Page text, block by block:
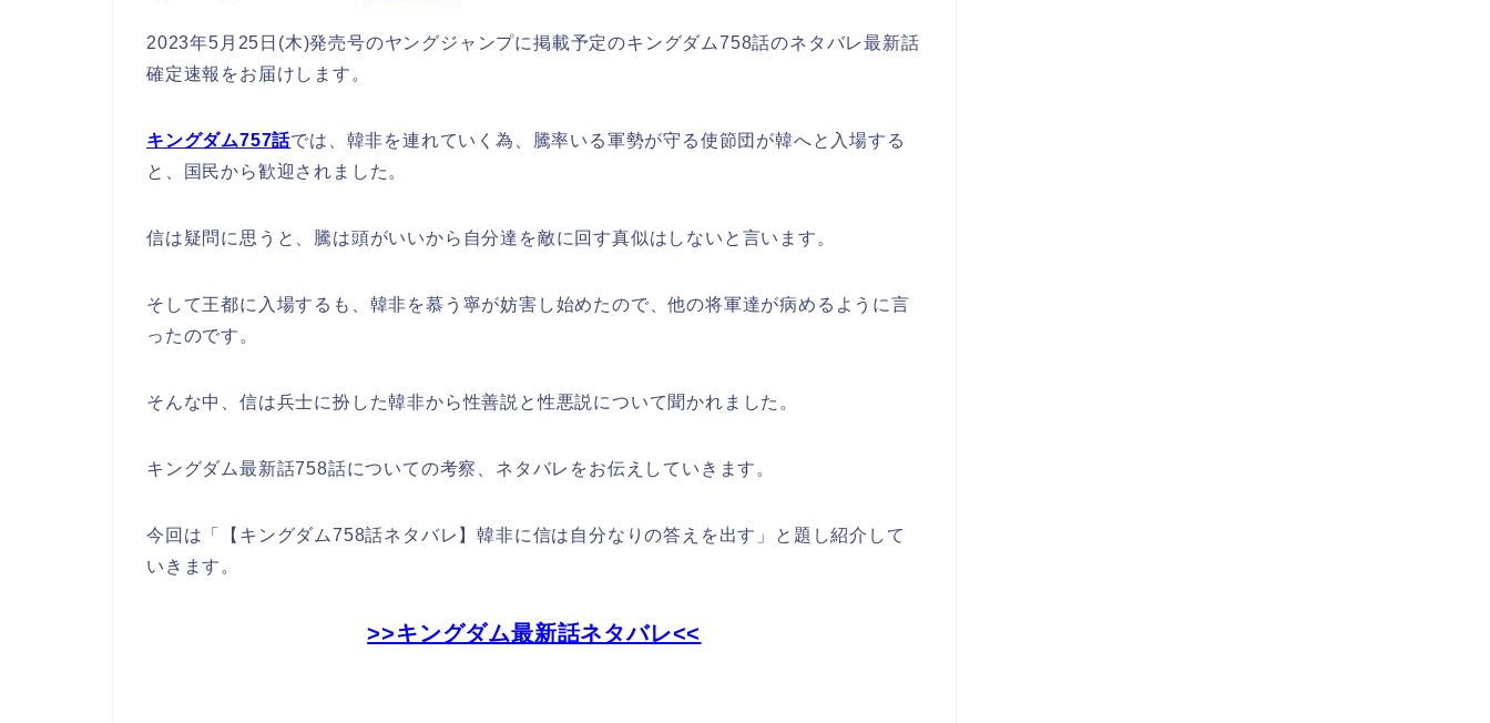
2023年5月25日(木)発売号のヤングジャンプに掲載予定のキングダム758話のネタバレ最新話
確定速報をお届けします。
キングダム757話では、韓非を連れていく為、騰率いる軍勢が守る使節団が韓へと入場する
と、国民から歓迎されました。
信は疑問に思うと、騰は頭がいいから自分達を敵に回す真似はしないと言います。
そして王都に入場するも、韓非を慕う寧が妨害し始めたので、他の将軍達が病めるように言
ったのです。
そんな中、信は兵士に扮した韓非から性善説と性悪説について聞かれました。
キングダム最新話758話についての考察、ネタバレをお伝えしていきます。
今回は「【キングダム758話ネタバレ】韓非に信は自分なりの答えを出す」と題し紹介して
いきます。
>>キングダム最新話ネタバレ<<